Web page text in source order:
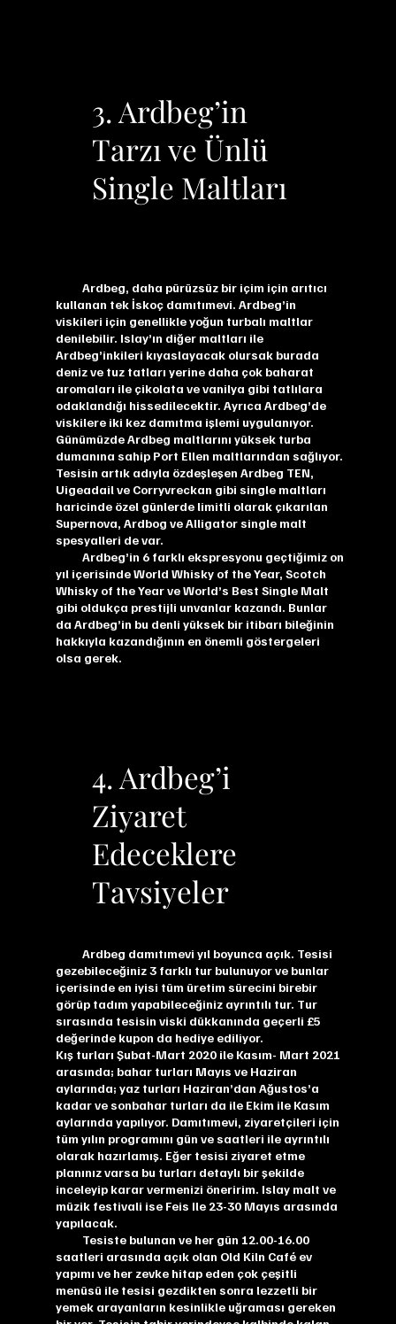
3. Ardbeg’in
Tarzı ve Ünlü
Single Maltları
Ardbeg, daha pürüzsüz bir içim için arıtıcı
kullanan tek İskoç damıtımevi. Ardbeg’in
viskileri için genellikle yoğun turbalı maltlar
denilebilir. Islay’ın diğer maltları ile
Ardbeg’inkileri kıyaslayacak olursak burada
deniz ve tuz tatları yerine daha çok baharat
aromaları ile çikolata ve vanilya gibi tatlılara
odaklandığı hissedilecektir. Ayrıca Ardbeg’de
viskilere iki kez damıtma işlemi uygulanıyor.
Günümüzde Ardbeg maltlarını yüksek turba
dumanına sahip Port Ellen maltlarından sağlıyor.
Tesisin artık adıyla özdeşleşen Ardbeg TEN,
Uigeadail ve Corryvreckan gibi single maltları
haricinde özel günlerde limitli olarak çıkarılan
Supernova, Ardbog ve Alligator single malt
spesyalleri de var.
Ardbeg’in 6 farklı ekspresyonu geçtiğimiz on
yıl içerisinde World Whisky of the Year, Scotch
Whisky of the Year ve World’s Best Single Malt
gibi oldukça prestijli unvanlar kazandı. Bunlar
da Ardbeg’in bu denli yüksek bir itibarı bileğinin
hakkıyla kazandığının en önemli göstergeleri
olsa gerek.
4. Ardbeg’i
Ziyaret
Edeceklere
Tavsiyeler
Ardbeg damıtımevi yıl boyunca açık. Tesisi
gezebileceğiniz 3 farklı tur bulunuyor ve bunlar
içerisinde en iyisi tüm üretim sürecini birebir
görüp tadım yapabileceğiniz ayrıntılı tur. Tur
sırasında tesisin viski dükkanında geçerli £5
değerinde kupon da hediye ediliyor.
Kış turları Şubat-Mart 2020 ile Kasım- Mart 2021
arasında; bahar turları Mayıs ve Haziran
aylarında; yaz turları Haziran’dan Ağustos’a
kadar ve sonbahar turları da ile Ekim ile Kasım
aylarında yapılıyor. Damıtımevi, ziyaretçileri için
tüm yılın programını gün ve saatleri ile ayrıntılı
olarak hazırlamış. Eğer tesisi ziyaret etme
planınız varsa bu turları detaylı bir şekilde
inceleyip karar vermenizi öneririm. Islay malt ve
müzik festivali ise Feis Ile 23-30 Mayıs arasında
yapılacak.
Tesiste bulunan ve her gün 12.00-16.00
saatleri arasında açık olan Old Kiln Café ev
yapımı ve her zevke hitap eden çok çeşitli
menüsü ile tesisi gezdikten sonra lezzetli bir
yemek arayanların kesinlikle uğraması gereken